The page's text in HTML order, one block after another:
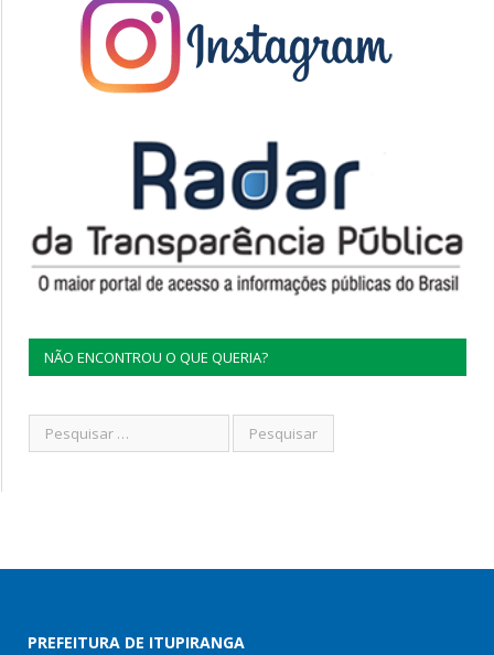
NÃO ENCONTROU O QUE QUERIA?
PREFEITURA DE ITUPIRANGA